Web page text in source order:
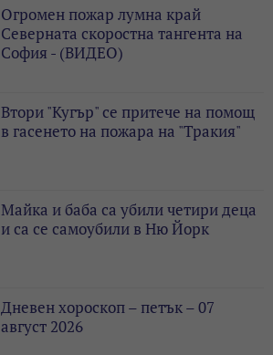
Огромен пожар лумна край
Северната скоростна тангента на
София - (ВИДЕО)
Втори "Кугър" се притече на помощ
в гасенето на пожара на "Тракия"
Майка и баба са убили четири деца
и са се самоубили в Ню Йорк
Дневен хороскоп – петък – 07
август 2026